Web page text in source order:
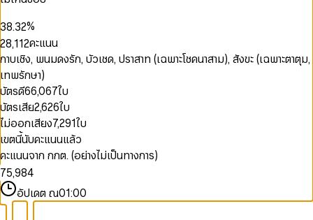
8
9
6
7
8
9
5
6
7
8
9
3
4
5
6
7
8
9
8
9
.3
4
5
6
7
8
9
2
3
4
5
6
7
8
9
%
1
2
3
4
5
6
7
8
9
5
7
8
9
,
0
1
2
3
4
5
6
7
8
9
0
1
2
3
4
5
6
7
8
9
0
1
2
3
4
5
6
7
8
9
คะแนน
กาบเชิง, พนมดงรัก, บัวเชด, ปราสาท (เฉพาะโชคนาสาม), สังขะ (เฉพาะตาตุม,
เทพรักษา)
บัตรดี66,067ใบ
บัตรเสีย2,626ใบ
ไม่ออกเสียง7,291ใบ
เขตนี้นับคะแนนแล้ว
คะแนนจาก กกต. (อย่างไม่เป็นทางการ)
0
1
2
3
4
5
6
7
8
9
0
1
2
3
4
5
6
7
8
,
0
1
2
3
4
5
6
7
8
9
0
1
2
3
4
5
6
7
8
9
0
1
2
3
4
5
6
อัปเดต ณ01:00